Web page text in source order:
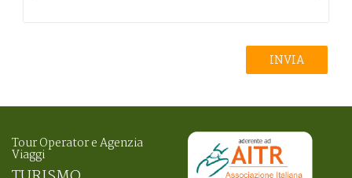
INVIA
Tour Operator e Agenzia
Viaggi